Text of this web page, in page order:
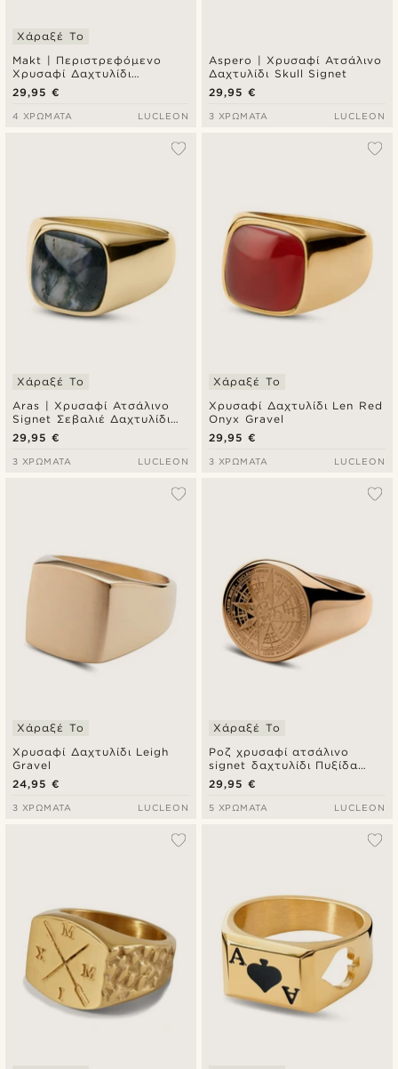
Makt | Περιστρεφόμενο
Χρυσαφί Δαχτυλίδι
Σφραγίδα Tiger's Eye
Signet
Χάραξέ Το
29,95 €
4 ΧΡΏΜΑΤΑ LUCLEON
Aspero | Χρυσαφί Ατσάλινο
Δαχτυλίδι Skull Signet
29,95 €
3 ΧΡΏΜΑΤΑ LUCLEON
Aras | Χρυσαφί Ατσάλινο
Signet Σεβαλιέ Δαχτυλίδι
με Βρυώδη Αχάτη για Μικρό
Δάχτυλο
Χάραξέ Το
29,95 €
3 ΧΡΏΜΑΤΑ LUCLEON
Χρυσαφί Δαχτυλίδι Len Red
Onyx Gravel
Χάραξέ Το
29,95 €
3 ΧΡΏΜΑΤΑ LUCLEON
Χρυσαφί Δαχτυλίδι Leigh
Gravel
Χάραξέ Το
24,95 €
3 ΧΡΏΜΑΤΑ LUCLEON
Ροζ χρυσαφί ατσάλινο
signet δαχτυλίδι Πυξίδα
από χειρουργικό ατσάλι
Χάραξέ Το
29,95 €
5 ΧΡΏΜΑΤΑ LUCLEON